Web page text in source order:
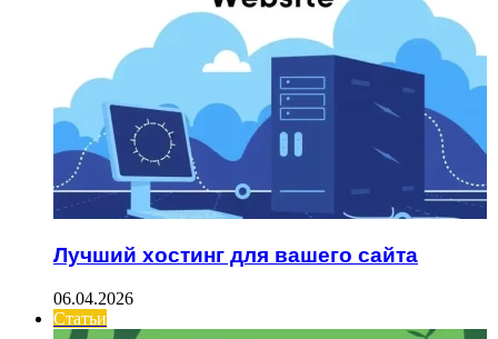
Лучший хостинг для вашего сайта
06.04.2026
Статьи